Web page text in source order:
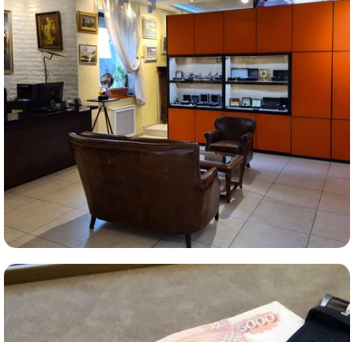
Комиссионная продажа